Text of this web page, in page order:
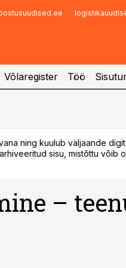
Võlaregister Töö
ning kuulub väljaande
sisu, mistõttu võib
–